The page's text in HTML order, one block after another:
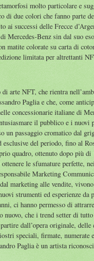
molto particolare e
di due colori che fanno parte
successi delle Frecce
Mercedes-Benz sin dal suo
matite colorate su carta di
limitata per altrettanti
arte NFT, che rientra
Paglia e che, come
concessionarie italiane di
il pubblico e i nuovi
un passaggio cromatico dal
del periodo, fino al
quadro, ottenuto dopo più
le sfumature perfette,
Marketing
marketing alle vendite,
strumenti ed esperienze
ci hanno permesso di
che i trend setter di
dall’opera originale,
speciali, firmate, numerate
Paglia è un artista